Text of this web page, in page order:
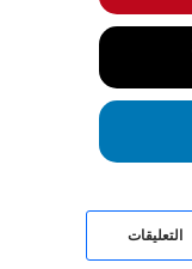
التعليقات